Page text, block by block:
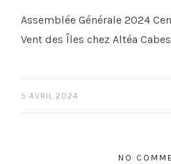
Assemblée Générale 2024
Vent des Îles chez Altéa
5 AVRIL 2024
NO